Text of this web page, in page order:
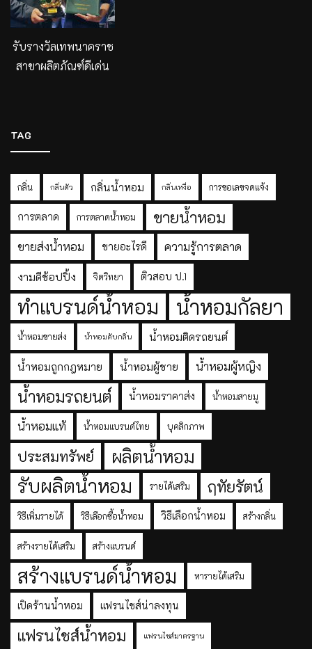
รับรางวัลเทพนาคราช
สาขาผลิตภัณฑ์ดีเด่น
TAG
กลิ่น กลิ่นตัว กลิ่นน้ำหอม กลิ่นเหงื่อ การขอเลขจดแจ้ง
การตลาด การตลาดน้ำหอม ขายน้ำหอม
ขายส่งน้ำหอม ขายอะไรดี ความรู้การตลาด
งามดีช้อปปิ้ง จิตวิทยา ติวสอบ ป.1
ทำแบรนด์น้ำหอม น้ำหอมกัลยา
น้ำหอมขายส่ง น้ำหอมดับกลิ่น น้ำหอมติดรถยนต์
น้ำหอมถูกกฎหมาย น้ำหอมผู้ชาย น้ำหอมผู้หญิง
น้ำหอมรถยนต์ น้ำหอมราคาส่ง น้ำหอมสายมู
น้ำหอมแท้ น้ำหอมแบรนด์ไทย บุคลิกภาพ
ประสมทรัพย์ ผลิตน้ำหอม
รับผลิตน้ำหอม รายได้เสริม ฤทัยรัตน์
วิธีเพิ่มรายได้ วิธีเลือกซื้อน้ำหอม วิธีเลือกน้ำหอม สร้างกลิ่น
สร้างรายได้เสริม สร้างแบรนด์
สร้างแบรนด์น้ำหอม หารายได้เสริม
เปิดร้านน้ำหอม แฟรนไชส์น่าลงทุน
แฟรนไชส์น้ำหอม แฟรนไชส์มาตรฐาน